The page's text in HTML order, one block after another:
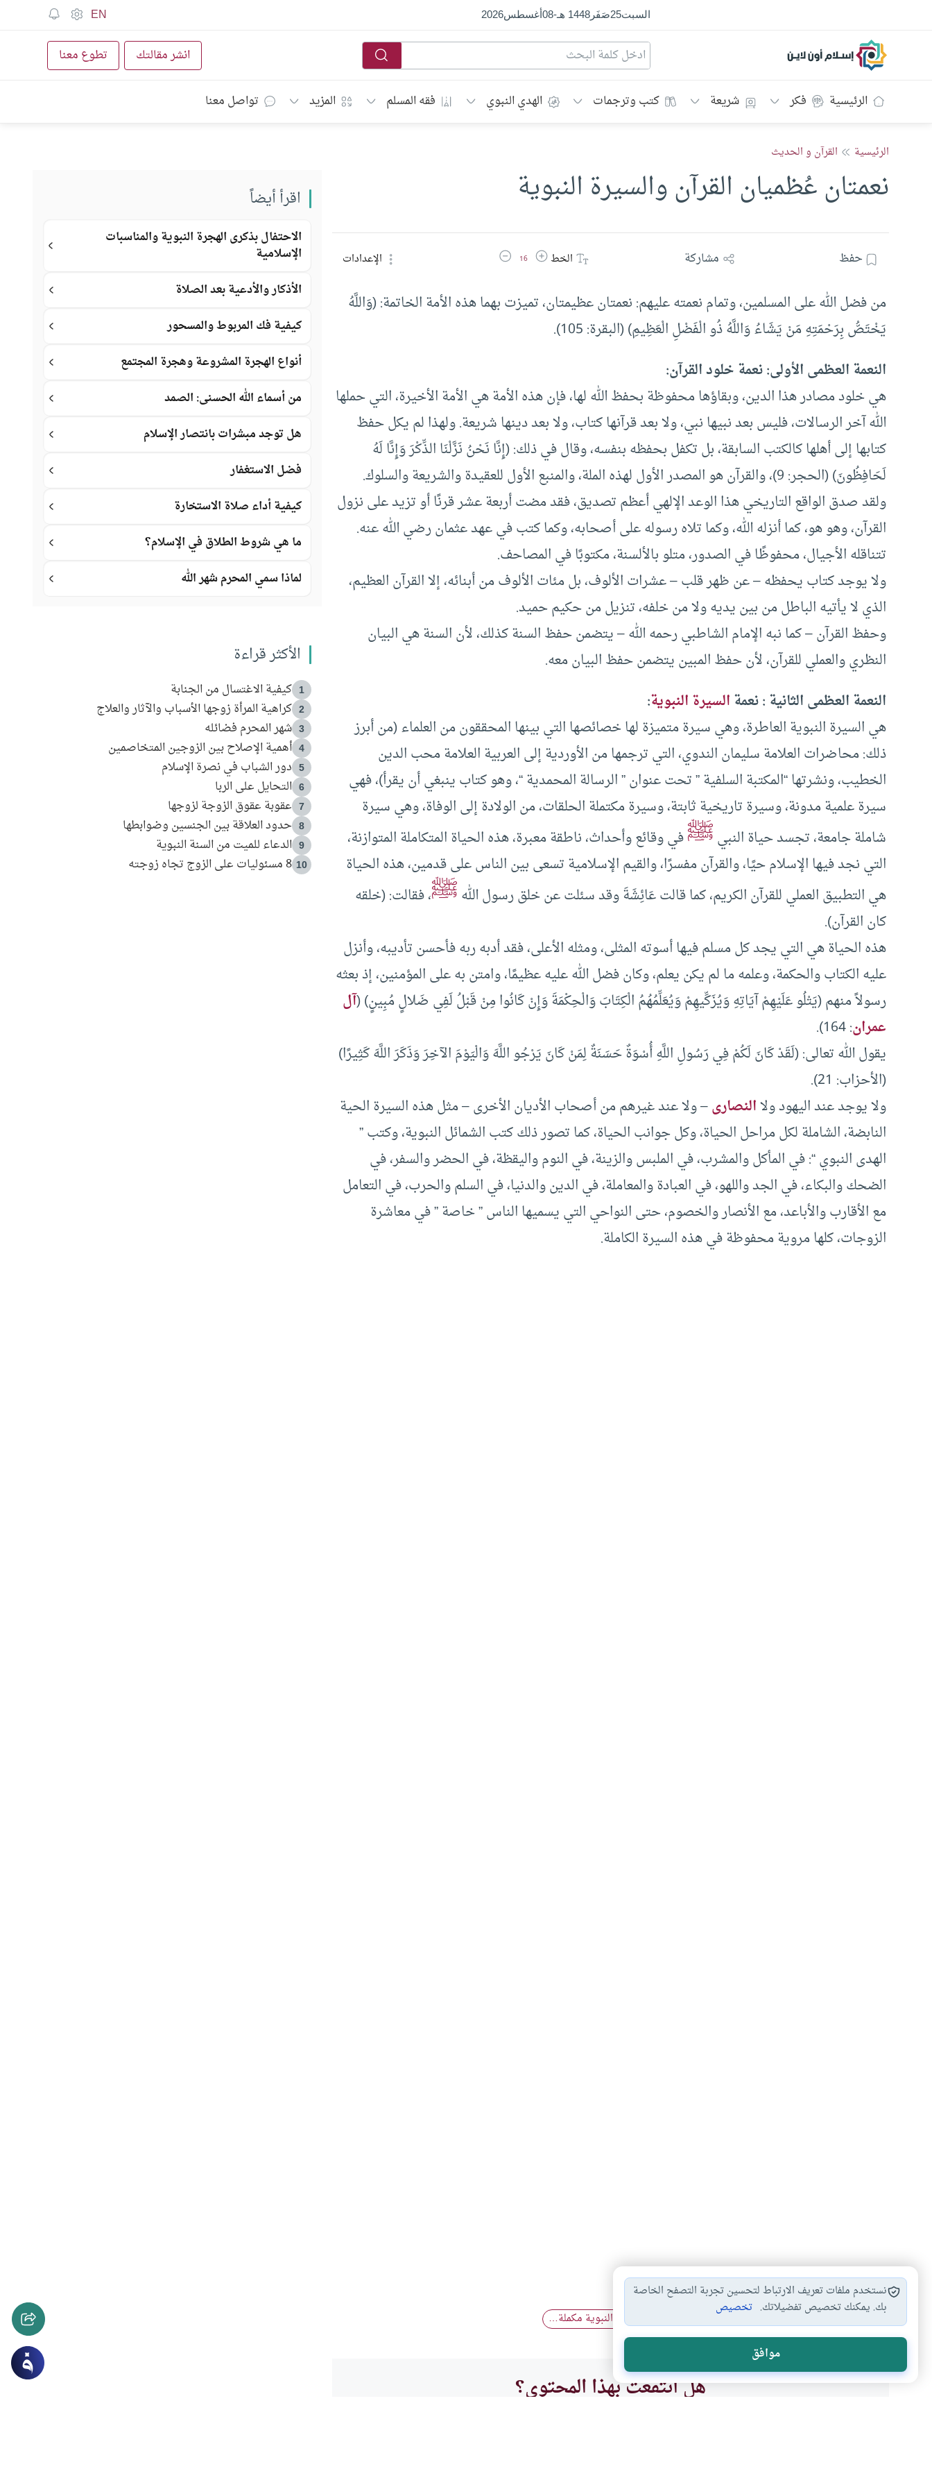
السبت25صَفَر1448 هـ -
08أغسطس2026
EN
إسلام أون لاين انشر مقالتك تطوع معنا
الرئيسية فكر شريعة كتب وترجمات الهدي النبوي فقه المسلم المزيد تواصل معنا
الرئيسية القرآن و الحديث
نعمتان عُظميان القرآن والسيرة النبوية
حفظ مشاركة الخطزيادة حجم الخط
16 تقليل حجم الخط الإعدادات
من فضل الله على المسلمين، وتمام نعمته عليهم: نعمتان عظيمتان، تميزت بهما هذه الأمة الخاتمة: (وَاللَّهُ
يَخْتَصُّ بِرَحْمَتِهِ مَنْ يَشَاءُ وَاللَّهُ ذُو الْفَضْلِ الْعَظِيمِ) (البقرة: 105).
النعمة العظمى الأولى: نعمة خلود القرآن:
هي خلود مصادر هذا الدين، وبقاؤها محفوظة بحفظ الله لها، فإن هذه الأمة هي الأمة الأخيرة، التي حملها
الله آخر الرسالات، فليس بعد نبيها نبي، ولا بعد قرآنها كتاب، ولا بعد دينها شريعة. ولهذا لم يكل حفظ
كتابها إلى أهلها كالكتب السابقة، بل تكفل بحفظه بنفسه، وقال في ذلك: (إِنَّا نَحْنُ نَزَّلْنَا الذِّكْرَ وَإِنَّا لَهُ
لَحَافِظُونَ) (الحجر: 9)، والقرآن هو المصدر الأول لهذه الملة، والمنبع الأول للعقيدة والشريعة والسلوك.
ولقد صدق الواقع التاريخي هذا الوعد الإلهي أعظم تصديق، فقد مضت أربعة عشر قرنًا أو تزيد على نزول
القرآن، وهو هو، كما أنزله الله، وكما تلاه رسوله على أصحابه، وكما كتب في عهد عثمان رضي الله عنه.
تتناقله الأجيال، محفوظًا في الصدور، متلو بالألسنة، مكتوبًا في المصاحف.
ولا يوجد كتاب يحفظه – عن ظهر قلب – عشرات الألوف، بل مئات الألوف من أبنائه، إلا القرآن العظيم،
الذي لا يأتيه الباطل من بين يديه ولا من خلفه، تنزيل من حكيم حميد.
وحفظ القرآن – كما نبه الإمام الشاطبي رحمه الله – يتضمن حفظ السنة كذلك، لأن السنة هي البيان
النظري والعملي للقرآن، لأن حفظ المبين يتضمن حفظ البيان معه.
النعمة العظمى الثانية : نعمةالسيرة النبوية:
هي السيرة النبوية العاطرة، وهي سيرة متميزة لها خصائصها التي بينها المحققون من العلماء (من أبرز
ذلك: محاضرات العلامة سليمان الندوي، التي ترجمها من الأوردية إلى العربية العلامة محب الدين
الخطيب، ونشرتها “المكتبة السلفية ” تحت عنوان ” الرسالة المحمدية “، وهو كتاب ينبغي أن يقرأ)، فهي
سيرة علمية مدونة، وسيرة تاريخية ثابتة، وسيرة مكتملة الحلقات، من الولادة إلى الوفاة، وهي سيرة
شاملة جامعة، تجسد حياة النبيﷺفي وقائع وأحداث، ناطقة معبرة، هذه الحياة المتكاملة المتوازنة،
التي نجد فيها الإسلام حيًا، والقرآن مفسرًا، والقيم الإسلامية تسعى بين الناس على قدمين، هذه الحياة
هي التطبيق العملي للقرآن الكريم، كما قالت عَائِشَةَ وقد سئلت عن خلق رسول اللهﷺ، فقالت: (خلقه
كان القرآن).
هذه الحياة هي التي يجد كل مسلم فيها أسوته المثلى، ومثله الأعلى، فقد أدبه ربه فأحسن تأديبه، وأنزل
عليه الكتاب والحكمة، وعلمه ما لم يكن يعلم، وكان فضل الله عليه عظيمًا، وامتن به على المؤمنين، إذ بعثه
رسولاً منهم (يَتْلُو عَلَيْهِمْ آيَاتِهِ وَيُزَكِّيهِمْ وَيُعَلِّمُهُمُ الْكِتَابَ وَالْحِكْمَةَ وَإِنْ كَانُوا مِنْ قَبْلُ لَفِي ضَلالٍ مُبِينٍ) (آل
عمران: 164).
يقول الله تعالى: (لَقَدْ كَانَ لَكُمْ فِي رَسُولِ اللَّهِ أُسْوَةٌ حَسَنَةٌ لِمَنْ كَانَ يَرْجُو اللَّهَ وَالْيَوْمَ الآخِرَ وَذَكَرَ اللَّهَ كَثِيرًا)
(الأحزاب: 21).
ولا يوجد عند اليهود ولاالنصارى– ولا عند غيرهم من أصحاب الأديان الأخرى – مثل هذه السيرة الحية
النابضة، الشاملة لكل مراحل الحياة، وكل جوانب الحياة، كما تصور ذلك كتب الشمائل النبوية، وكتب ”
الهدى النبوي “: في المأكل والمشرب، في الملبس والزينة، في النوم واليقظة، في الحضر والسفر، في
الضحك والبكاء، في الجد واللهو، في العبادة والمعاملة، في الدين والدنيا، في السلم والحرب، في التعامل
مع الأقارب والأباعد، مع الأنصار والخصوم، حتى النواحي التي يسميها الناس ” خاصة ” في معاشرة
الزوجات، كلها مروية محفوظة في هذه السيرة الكاملة.
فضل تلاوة القرآن السنة النبوية مكملة…
هل انتفعت بهذا المحتوى؟
اقرأ أيضاً
الاحتفال بذكرى الهجرة النبوية والمناسبات
الإسلامية
الأذكار والأدعية بعد الصلاة
كيفية فك المربوط والمسحور
أنواع الهجرة المشروعة وهجرة المجتمع
من أسماء الله الحسنى: الصمد
هل توجد مبشرات بانتصار الإسلام
فضل الاستغفار
كيفية أداء صلاة الاستخارة
ما هي شروط الطلاق في الإسلام؟
لماذا سمي المحرم شهر الله
الأكثر قراءة
1 كيفية الاغتسال من الجنابة
2 كراهية المرأة زوجها الأسباب والآثار والعلاج
3 شهر المحرم فضائله
4 أهمية الإصلاح بين الزوجين المتخاصمين
5 دور الشباب في نصرة الإسلام
6 التحايل على الربا
7 عقوبة عقوق الزوجة لزوجها
8 حدود العلاقة بين الجنسين وضوابطها
9 الدعاء للميت من السنة النبوية
10 8 مسئوليات على الزوج تجاه زوجته
نستخدم ملفات تعريف الارتباط لتحسين تجربة التصفح الخاصة
بك. يمكنك تخصيص تفضيلاتك. تخصيص
موافق